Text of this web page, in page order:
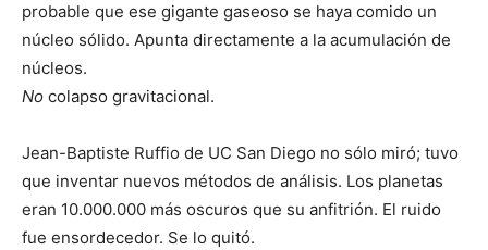
probable que ese gigante gaseoso se haya comido un
núcleo sólido. Apunta directamente a la acumulación de
núcleos.
No colapso gravitacional.
Jean-Baptiste Ruffio de UC San Diego no sólo miró; tuvo
que inventar nuevos métodos de análisis. Los planetas
eran 10.000.000 más oscuros que su anfitrión. El ruido
fue ensordecedor. Se lo quitó.